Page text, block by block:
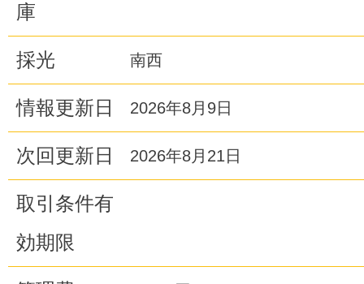
庫
採光 南西
情報更新日 2026年8月9日
次回更新日 2026年8月21日
取引条件有
効期限